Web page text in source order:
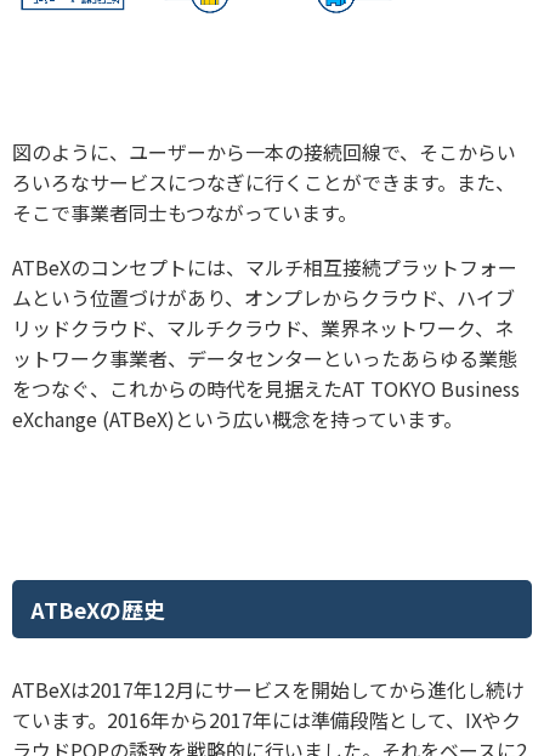
図のように、ユーザーから一本の接続回線で、そこからい
ろいろなサービスにつなぎに行くことができます。また、
そこで事業者同士もつながっています。
ATBeXのコンセプトには、マルチ相互接続プラットフォー
ムという位置づけがあり、オンプレからクラウド、ハイブ
リッドクラウド、マルチクラウド、業界ネットワーク、ネ
ットワーク事業者、データセンターといったあらゆる業態
をつなぐ、これからの時代を見据えたAT TOKYO Business
eXchange (ATBeX)という広い概念を持っています。
ATBeXの歴史
ATBeXは2017年12月にサービスを開始してから進化し続け
ています。2016年から2017年には準備段階として、IXやク
ラウドPOPの誘致を戦略的に行いました。それをベースに2